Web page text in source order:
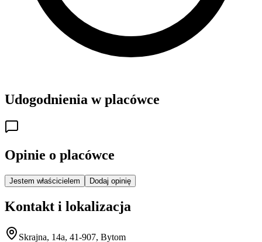
Udogodnienia w placówce
Opinie o placówce
Jestem właścicielem Dodaj opinię
Kontakt i lokalizacja
Skrajna, 14a, 41-907, Bytom